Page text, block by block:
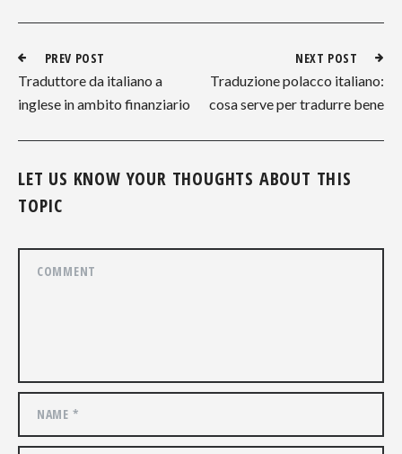
PREV POST
Traduttore da italiano a
inglese in ambito finanziario
NEXT POST
Traduzione polacco italiano:
cosa serve per tradurre bene
LET US KNOW YOUR THOUGHTS ABOUT THIS
TOPIC